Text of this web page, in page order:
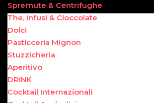
Spremute & Centrifughe
The, Infusi & Cioccolate
Dolci
Pasticceria Mignon
Stuzzicheria
Aperitivo
DRINK
Cocktail Internazionali